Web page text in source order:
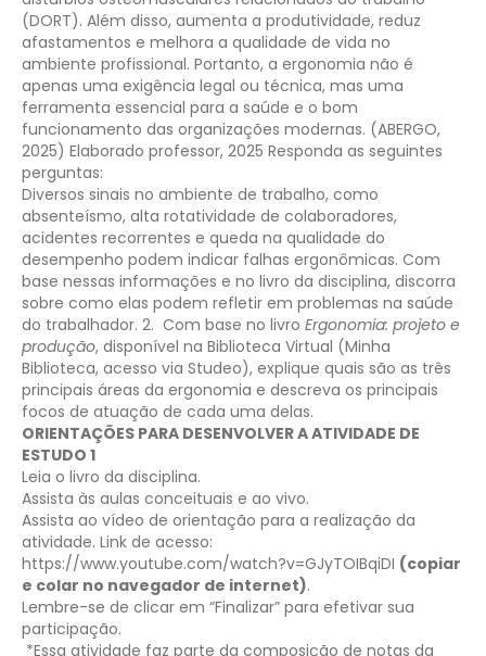
(DORT). Além disso, aumenta a produtividade, reduz
afastamentos e melhora a qualidade de vida no
ambiente profissional. Portanto, a ergonomia não é
apenas uma exigência legal ou técnica, mas uma
ferramenta essencial para a saúde e o bom
funcionamento das organizações modernas. (ABERGO,
2025) Elaborado professor, 2025 Responda as seguintes
perguntas:​
Diversos sinais no ambiente de trabalho, como
absenteísmo, alta rotatividade de colaboradores,
acidentes recorrentes e queda na qualidade do
desempenho podem indicar falhas ergonômicas. Com
base nessas informações e no livro da disciplina, discorra
sobre como elas podem refletir em problemas na saúde
do trabalhador. 2. Com base no livro Ergonomia: projeto e
produção, disponível na Biblioteca Virtual (Minha
Biblioteca, acesso via Studeo), explique quais são as três
principais áreas da ergonomia e descreva os principais
focos de atuação de cada uma delas.
ORIENTAÇÕES PARA DESENVOLVER A ATIVIDADE DE
ESTUDO 1
Leia o livro da disciplina.
Assista às aulas conceituais e ao vivo.
Assista ao vídeo de orientação para a realização da
atividade. Link de acesso:
https://www.youtube.com/watch?v=GJyTOIBqiDI (copiar
e colar no navegador de internet).
Lembre-se de clicar em “Finalizar” para efetivar sua
participação.
*Essa atividade faz parte da composição de notas da